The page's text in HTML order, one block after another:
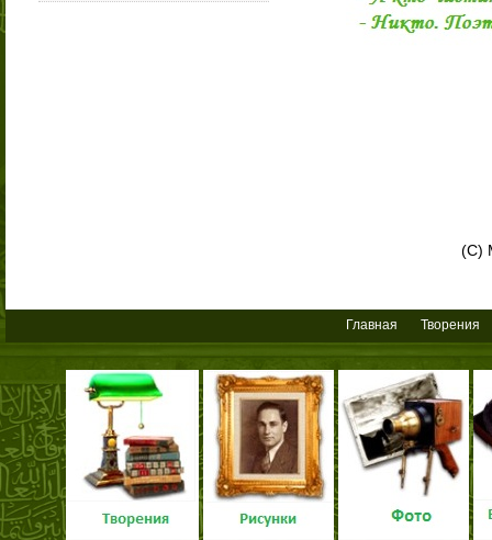
20/12/2009
"Сайт Степного дервиша" занял
Третье место в категории
"Культура и искусство, история
и краеведение" конкурса
"Звёзды Татнета":
(С)
Главная Творения